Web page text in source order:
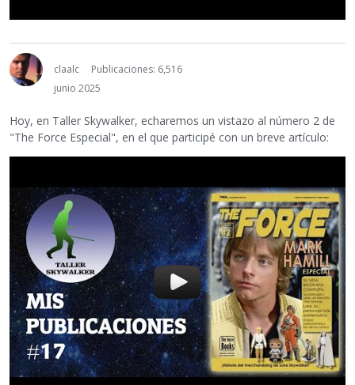
claalc
Publicaciones: 6,516
junio 2025
Hoy, en Taller Skywalker, echaremos un vistazo al número 2 de
"The Force Especial", en el que participé con un breve artículo: